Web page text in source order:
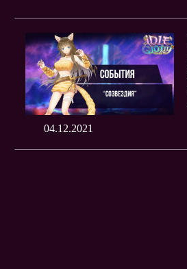
04.12.2021